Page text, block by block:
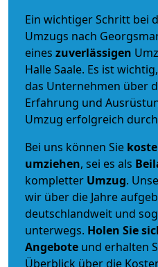
Ein wichtiger Schritt bei
Umzugs nach
eines zuverlässigen
Halle Saale. Es ist
das Unternehmen über
Erfahrung und
Umzug erfolgreich
Bei uns können Sie
umziehen, sei es als
kompletter Umzug.
wir über die Jahre
deutschlandweit und
unterwegs. Holen Sie
Angebote und erhalten
Überblick über die